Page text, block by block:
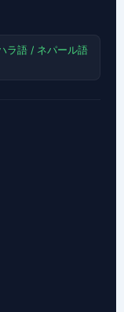
ラ語 / ネパール語